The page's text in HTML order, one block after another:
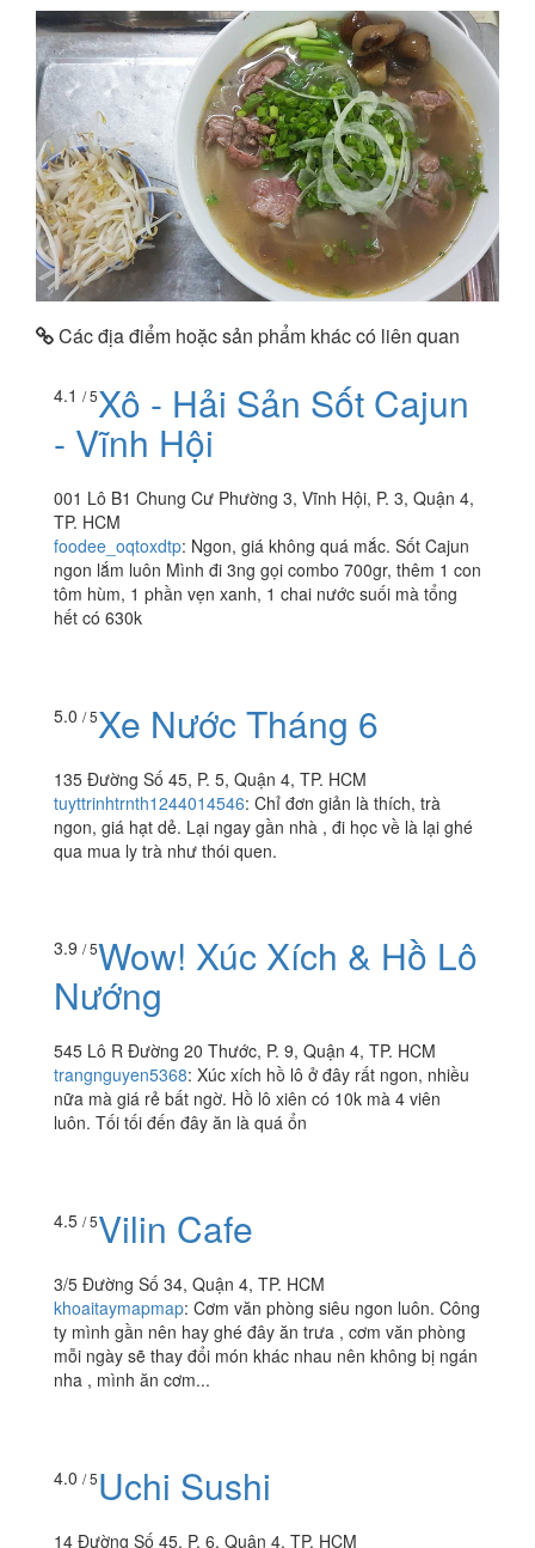
Các địa điểm hoặc sản phẩm khác có liên quan
4.1 / 5Xô - Hải Sản Sốt Cajun
- Vĩnh Hội
001 Lô B1 Chung Cư Phường 3, Vĩnh Hội, P. 3, Quận 4,
TP. HCM
foodee_oqtoxdtp: Ngon, giá không quá mắc. Sốt Cajun
ngon lắm luôn Mình đi 3ng gọi combo 700gr, thêm 1 con
tôm hùm, 1 phần vẹn xanh, 1 chai nước suối mà tổng
hết có 630k
5.0/ 5 Xe Nước Tháng 6
ngon, giá hạt dẻ. Lại ngay gần nhà , đi học về là lại ghé
qua mua ly trà như thói quen.
3.9 / 5Wow! Xúc Xích & Hồ Lô
Nướng
luôn. Tối tối đến đây ăn là quá ổn
4.5/ 5Vilin Cafe
3/5 Đường Số 34, Quận 4, TP. HCM
nha , mình ăn cơm...